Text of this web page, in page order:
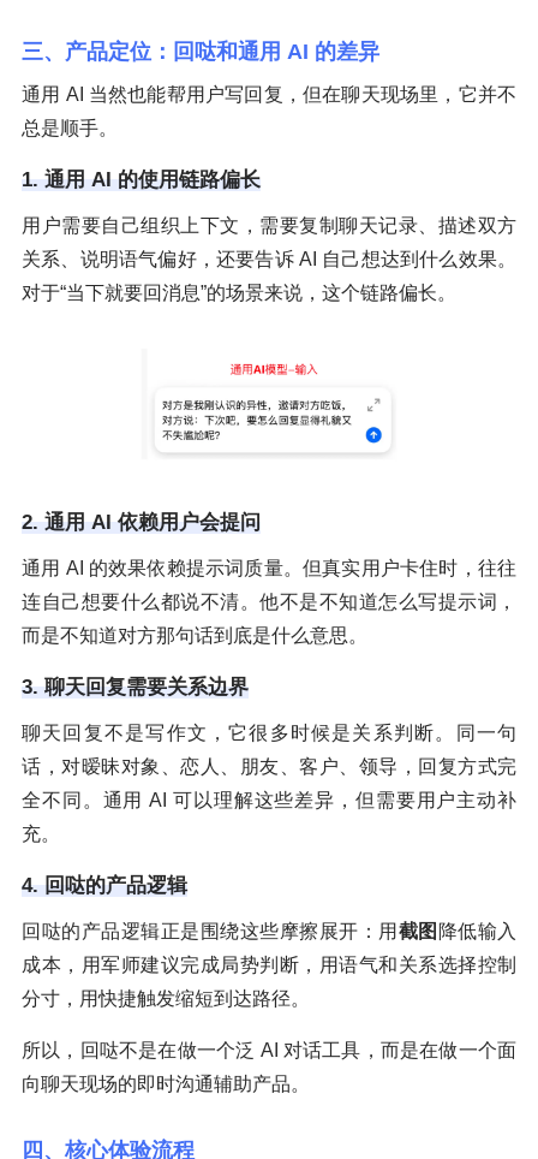
三、产品定位：回哒和通用 AI 的差异
通用 AI 当然也能帮用户写回复，但在聊天现场里，它并不
总是顺手。
1. 通用 AI 的使用链路偏长
用户需要自己组织上下文，需要复制聊天记录、描述双方
关系、说明语气偏好，还要告诉 AI 自己想达到什么效果。
对于“当下就要回消息”的场景来说，这个链路偏长。
2. 通用 AI 依赖用户会提问
通用 AI 的效果依赖提示词质量。但真实用户卡住时，往往
连自己想要什么都说不清。他不是不知道怎么写提示词，
而是不知道对方那句话到底是什么意思。
3. 聊天回复需要关系边界
聊天回复不是写作文，它很多时候是关系判断。同一句
话，对暧昧对象、恋人、朋友、客户、领导，回复方式完
全不同。通用 AI 可以理解这些差异，但需要用户主动补
充。
4. 回哒的产品逻辑
回哒的产品逻辑正是围绕这些摩擦展开：用 截图 降低输入
成本，用军师建议完成局势判断，用语气和关系选择控制
分寸，用快捷触发缩短到达路径。
所以，回哒不是在做一个泛 AI 对话工具，而是在做一个面
向聊天现场的即时沟通辅助产品。
四、核心体验流程